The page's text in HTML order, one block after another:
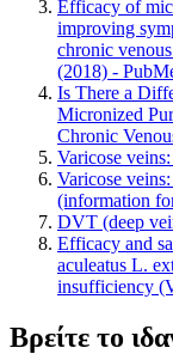
Efficacy of
improving
chronic
(2018) -
Is There a
Micronized
Chronic
Varicose
Varicose
(information
DVT (deep
Efficacy and
aculeatus L.
insufficiency
Βρείτε το